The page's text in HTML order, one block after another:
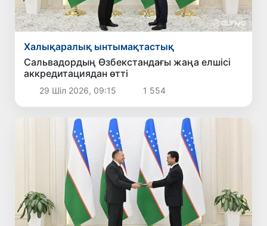
Халықаралық ынтымақтастық
Сальвадордың Өзбекстандағы жаңа елшісі
аккредитациядан өтті
29 Шіл 2026, 09:15 1 554